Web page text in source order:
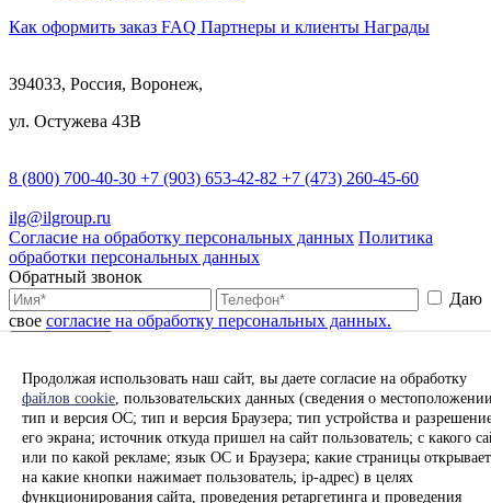
Как оформить заказ FAQ Партнеры и клиенты Награды
394033, Россия, Воронеж,
ул. Остужева 43В
8 (800) 700-40-30 +7 (903) 653-42-82 +7 (473) 260-45-60
ilg@ilgroup.ru
Согласие на обработку персональных данных Политика
обработки персональных данных
Обратный звонок
Даю
свое согласие на обработку персональных данных.
Даю своесогласие на
обработку персональных данных.
Подтвердить
Связаться с нами
Продолжая использовать наш сайт, вы даете согласие на обработку
файлов cookie, пользовательских данных (сведения о
тип и версия ОС; тип и версия Браузера; тип устройства и
его экрана; источник откуда пришел на сайт пользователь; с какого
или по какой рекламе; язык ОС и Браузера; какие страницы
на какие кнопки нажимает пользователь; ip-адрес) в целях
функционирования сайта, проведения ретаргетинга и проведения